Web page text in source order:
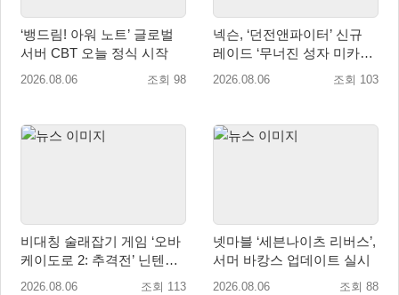
‘뱅드림! 아워 노트’ 글로벌
서버 CBT 오늘 정식 시작
2026.08.06 조회 98
넥슨, ‘던전앤파이터’ 신규
레이드 ‘무너진 성자 미카엘
라’ 업데이트!
2026.08.06 조회 103
비대칭 술래잡기 게임 ‘오바
케이도로 2: 추격전’ 닌텐도
eShop 출시
2026.08.06 조회 113
넷마블 ‘세븐나이츠 리버스’,
서머 바캉스 업데이트 실시
2026.08.06 조회 88